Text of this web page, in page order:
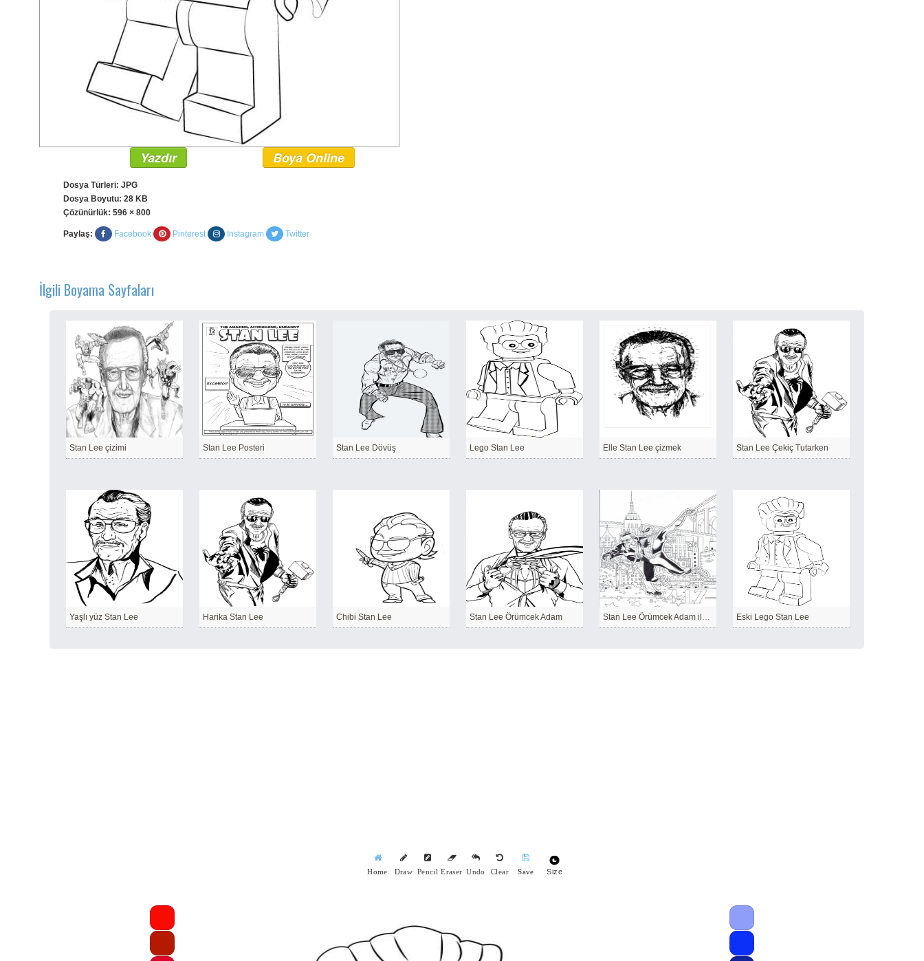
Yazdır Boya Online
Dosya Türleri: JPG
Dosya Boyutu: 28 KB
Çözünürlük: 596 × 800
Paylaş: Facebook Pinterest Instagram Twitter
İlgili Boyama Sayfaları
Stan Lee çizimi Stan Lee Posteri Stan Lee Dövüş Lego Stan Lee Elle Stan Lee çizmek Stan Lee Çekiç Tutarken
Yaşlı yüz Stan Lee Harika Stan Lee Chibi Stan Lee Stan Lee Örümcek Adam Stan Lee Örümcek Adam ile Tanışıyor Eski Lego Stan Lee
Home Draw Pencil Eraser Undo Clear Save Size